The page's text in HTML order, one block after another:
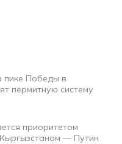
пике Победы в
пермитную систему
приоритетом
— Путин